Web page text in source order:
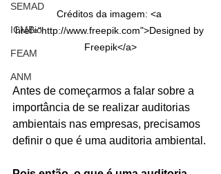
SEMAD
ICMBio
FEAM
ANM
Créditos da imagem: <a
href="http://www.freepik.com">Designed by
Freepik</a>
Antes de começarmos a falar sobre a
importância de se realizar auditorias
ambientais nas empresas, precisamos
definir o que é uma auditoria ambiental.